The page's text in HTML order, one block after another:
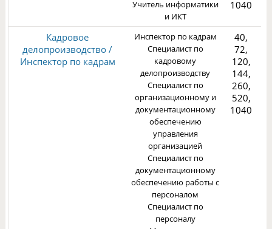
Учитель информатики
и ИКТ
1040
Кадровое
делопроизводство /
Инспектор по кадрам
Инспектор по кадрам
Специалист по
кадровому
делопроизводству
Специалист по
организационному и
документационному
обеспечению
управления
организацией
Специалист по
документационному
обеспечению работы с
персоналом
Специалист по
персоналу
40,
72,
120,
144,
260,
520,
1040